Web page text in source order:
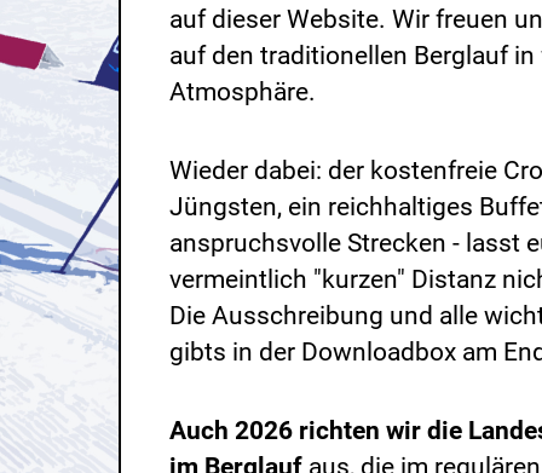
auf dieser Website. Wir freuen
auf den traditionellen Berglauf
Atmosphäre.
Wieder dabei: der kostenfreie
Jüngsten, ein reichhaltiges
anspruchsvolle Strecken - lasst
vermeintlich "kurzen" Distanz
Die Ausschreibung und alle
gibts in der Downloadbox am
Auch 2026 richten wir die